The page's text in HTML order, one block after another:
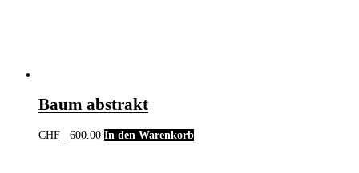
Baum abstrakt
CHF 600.00 In den Warenkorb